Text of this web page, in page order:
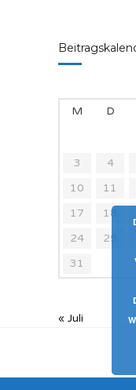
M D
3
4
10
11
17
18
24
25
31
« Juli